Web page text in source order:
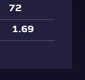
72
1.69